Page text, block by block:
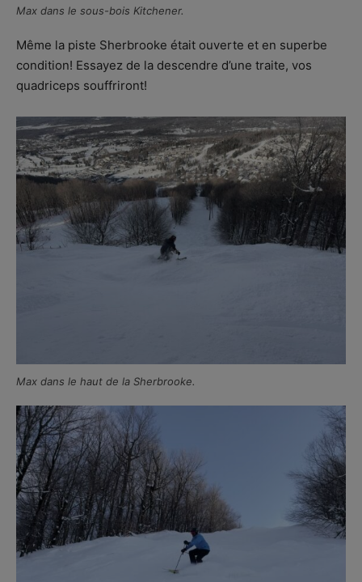
Max dans le sous-bois Kitchener.
Même la piste Sherbrooke était ouverte et en superbe
condition! Essayez de la descendre d’une traite, vos
quadriceps souffriront!
Max dans le haut de la Sherbrooke.